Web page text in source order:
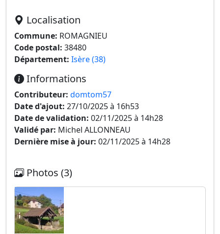
Localisation
Commune: ROMAGNIEU
Code postal: 38480
Département: Isère (38)
Informations
Contributeur: domtom57
Date d'ajout: 27/10/2025 à 16h53
Date de validation: 02/11/2025 à 14h28
Validé par: Michel ALLONNEAU
Dernière mise à jour: 02/11/2025 à 14h28
Photos (3)